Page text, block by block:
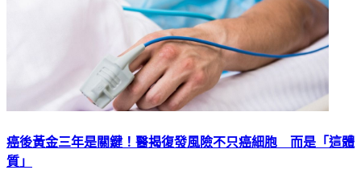
癌後黃金三年是關鍵！醫揭復發風險不只癌細胞 而是「這體
質」